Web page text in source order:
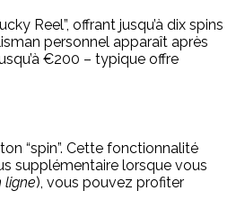
Reel”, offrant jusqu’à dix spins
personnel apparaît après
€200 – typique offre
“spin”. Cette fonctionnalité
supplémentaire lorsque vous
ligne), vous pouvez profiter